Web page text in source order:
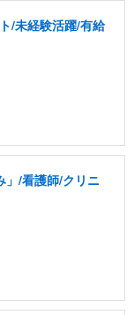
/未経験活躍/有給
」/看護師/クリニ